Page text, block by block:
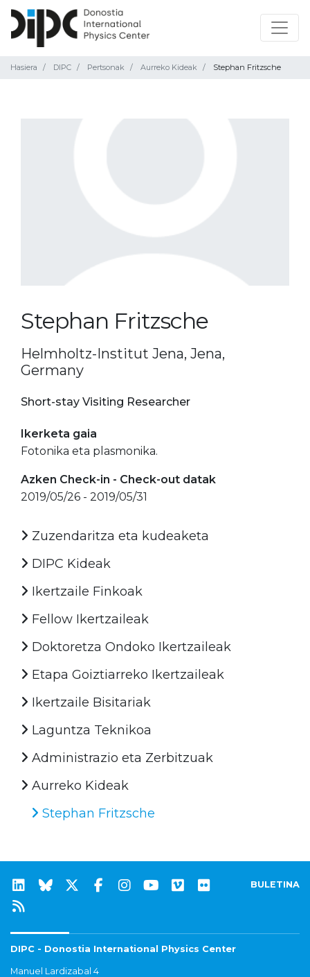
Hasiera DIPC Pertsonak Aurreko Kideak Stephan Fritzsche
Stephan Fritzsche
Helmholtz-Institut Jena, Jena,
Germany
Short-stay Visiting Researcher
Ikerketa gaia
Fotonika eta plasmonika.
Azken Check-in - Check-out datak
2019/05/26 - 2019/05/31
Zuzendaritza eta kudeaketa
DIPC Kideak
Ikertzaile Finkoak
Fellow Ikertzaileak
Doktoretza Ondoko Ikertzaileak
Etapa Goiztiarreko Ikertzaileak
Ikertzaile Bisitariak
Laguntza Teknikoa
Administrazio eta Zerbitzuak
Aurreko Kideak
Stephan Fritzsche
BULETINA
DIPC - Donostia International Physics Center
Manuel Lardizabal 4